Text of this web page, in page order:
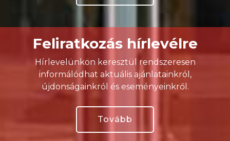
Feliratkozás hírlevélre
Hírlevelünkön keresztül rendszeresen
informálódhat aktuális ajánlatainkról,
újdonságainkról és eseményeinkről.
Tovább